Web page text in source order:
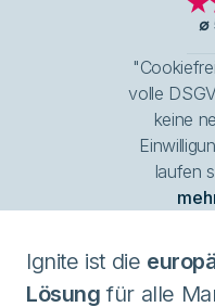
∅
volle
keine
laufen
Ignite ist die
Lösung für alle